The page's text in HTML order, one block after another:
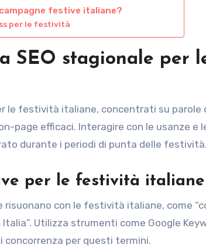
festive italiane?
per le festività
SEO stagionale per
le festività italiane, concentrati su
page efficaci. Interagire con le usanze e
durante i periodi di punta delle festività.
per le festività italiane
risuonano con le festività italiane, come
Utilizza strumenti come Google
concorrenza per questi termini.